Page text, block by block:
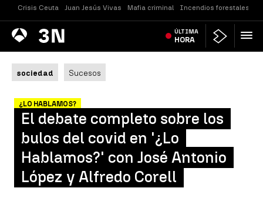
Crisis Ceuta Juan Jesús Vivas Mafia criminal Incendios forestales
Antena
3 Noticias ÚLTIMA
HORA
sociedad Sucesos
¿LO HABLAMOS?
El debate completo sobre los
bulos del covid en '¿Lo
Hablamos?' con José Antonio
López y Alfredo Corell